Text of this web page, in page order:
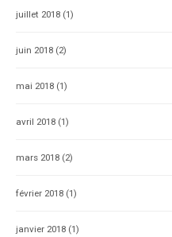
juillet 2018 (1)
juin 2018 (2)
mai 2018 (1)
avril 2018 (1)
mars 2018 (2)
février 2018 (1)
janvier 2018 (1)